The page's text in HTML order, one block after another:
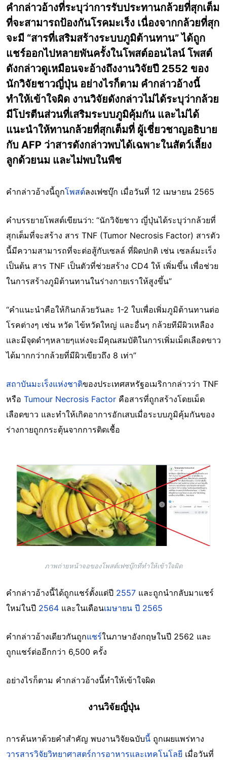
คำกล่าวอ้างที่ระบุว่าการรับประทานกล้วยที่สุกเต็ม
ที่จะสามารถป้องกันโรคมะเร็ง เนื่องจากกล้วยที่สุก
จะมี “สารที่เสริมสร้างระบบภูมิต้านทาน” ได้ถูก
แชร์ออกไปหลายพันครั้งในโพสต์ออนไลน์ โพสต์
ดังกล่าวดูเหมือนจะอ้างถึงงานวิจัยปี 2552 ของ
นักวิจัยชาวญี่ปุ่น อย่างไรก็ตาม คำกล่าวอ้างนี้
ทำให้เข้าใจผิด งานวิจัยดังกล่าวไม่ได้ระบุว่ากล้วย
มีโปรตีนส่วนที่เสริมระบบภูมิคุ้มกัน และไม่ได้
แนะนำให้ทานกล้วยที่สุกเต็มที่ ผู้เชี่ยวชาญอธิบาย
กับ AFP ว่าสารดังกล่าวพบได้เฉพาะในสัตว์เลี้ยง
ลูกด้วยนม และไม่พบในพืช
คำกล่าวอ้างนี้ถูกโพสต์ลงเฟซบุ๊ก เมื่อวันที่ 12 เมษายน 2565
คำบรรยายโพสต์เขียนว่า: “นักวิจัยชาว ญี่ปุ่นได้ระบุว่ากล้วยที่
สุกเต็มที่จะสร้าง สาร TNF (Tumor Necrosis Factor) สารตัว
นี้มีความสามารถที่จะต่อสู้กับเซลล์ ที่ผิดปกติ เช่น เซลล์มะเร็ง
เป็นต้น สาร TNF เป็นตัวที่ช่วยสร้าง CD4 ให้ เพิ่มขึ้น เพื่อช่วย
ในการสร้างภูมิต้านทานในร่างกายเราให้สูงขึ้น”
“คำแนะนำคือให้กินกล้วยวันละ 1-2 ใบเพื่อเพิ่มภูมิต้านทานต่อ
โรคต่างๆ เช่น หวัด ไข้หวัดใหญ่ และอื่นๆ กล้วยทีมีผิวเหลือง
และมีจุดดำๆหลายๆแห่งจะมีคุณสมบัติในการเพิ่มเม็ดเลือดขาว
ได้มากกว่ากล้วยที่มีผิวเขียวถึง 8 เท่า”
สถาบันมะเร็งแห่งชาติของประเทศสหรัฐอเมริกากล่าวว่า TNF
หรือ Tumour Necrosis Factor คือสารที่ถูกสร้างโดยเม็ด
เลือดขาว และทำให้เกิดอาการอักเสบเมื่อระบบภูมิคุ้มกันของ
ร่างกายถูกกระตุ้นจากการติดเชื้อ
Image
ภาพถ่ายหน้าจอของโพสต์เฟซบุ๊กที่ทำให้เข้าใจผิด
คำกล่าวอ้างนี้ได้ถูกแชร์ตั้งแต่ปี 2557 และถูกนำกลับมาแชร์
ใหม่ในปี 2564 และในเดือนเมษายน ปี 2565
คำกล่าวอ้างเดียวกันถูกแชร์ในภาษาอังกฤษในปี 2562 และ
ถูกแชร์ต่ออีกกว่า 6,500 ครั้ง
อย่างไรก็ตาม คำกล่าวอ้างนี้ทำให้เข้าใจผิด
งานวิจัยญี่ปุ่น
การค้นหาด้วยคำสำคัญ พบงานวิจัยฉบับนี้ ถูกเผยแพร่ทาง
วารสารวิจัยวิทยาศาสตร์การอาหารและเทคโนโลยี เมื่อวันที่